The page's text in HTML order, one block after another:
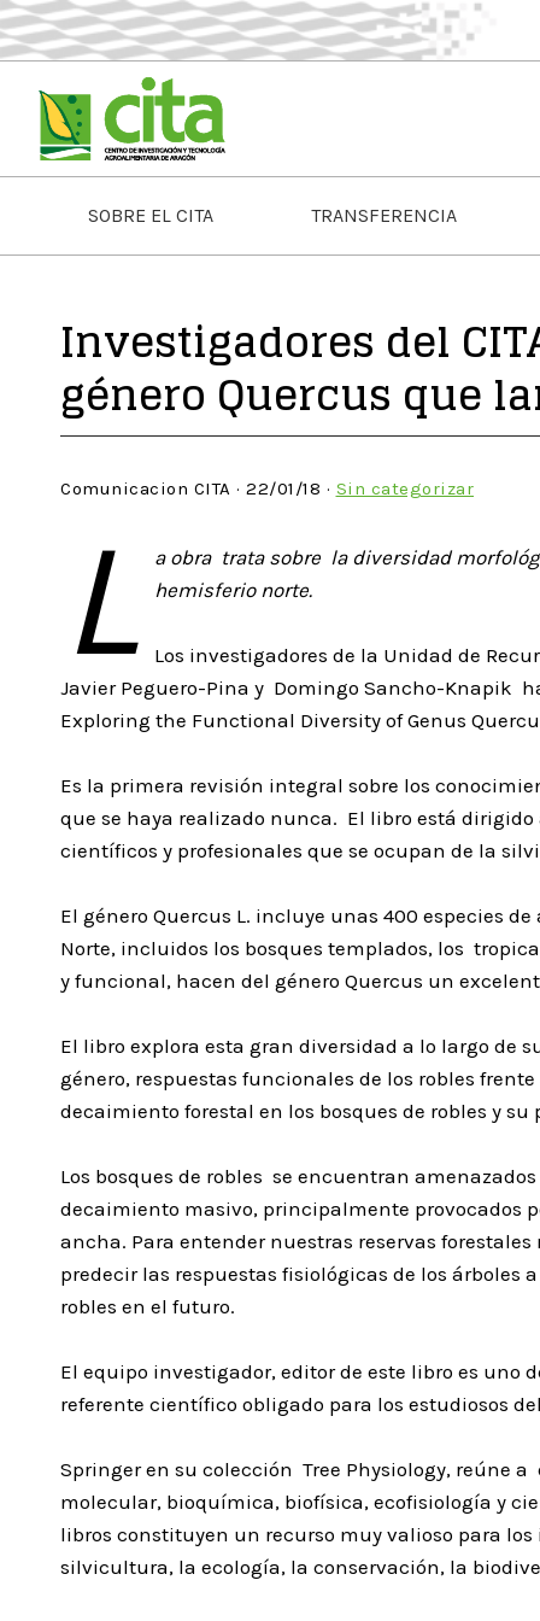
SOBRE EL CITA TRANSFERENCIA
Investigadores del
género Quercus que
Comunicacion CITA · 22/01/18 · Sin categorizar
L
a obra trata sobre la diversidad
hemisferio norte.
Los investigadores de la Unidad de
Javier Peguero-Pina y Domingo Sancho-Knapik
Exploring the Functional Diversity of Genus
Es la primera revisión integral sobre los
que se haya realizado nunca. El libro está
científicos y profesionales que se ocupan de la
El género Quercus L. incluye unas 400 especies
Norte, incluidos los bosques templados, los
y funcional, hacen del género Quercus un
El libro explora esta gran diversidad a lo largo de
género, respuestas funcionales de los robles
decaimiento forestal en los bosques de robles y
Los bosques de robles se encuentran
decaimiento masivo, principalmente provocados
ancha. Para entender nuestras reservas
predecir las respuestas fisiológicas de los árboles
robles en el futuro.
El equipo investigador, editor de este libro es uno
referente científico obligado para los estudiosos
Springer en su colección Tree Physiology, reúne
molecular, bioquímica, biofísica, ecofisiología y
libros constituyen un recurso muy valioso para
silvicultura, la ecología, la conservación, la